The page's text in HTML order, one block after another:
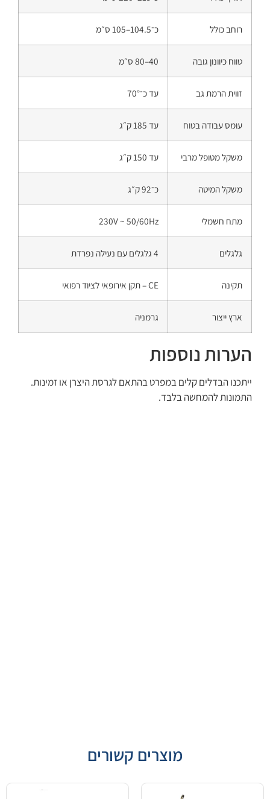
רוחב כולל כ־104.5–105 ס״מ
טווח כיוונון גובה 40–80 ס״מ
זווית הרמת גב עד כ־70°
עומס עבודה בטוח עד 185 ק״ג
משקל מטופל מרבי עד 150 ק״ג
משקל המיטה כ־92 ק״ג
מתח חשמלי 230V ~ 50/60Hz
גלגלים 4 גלגלים עם נעילה נפרדת
תקינה CE – תקן אירופאי לציוד רפואי
ארץ ייצור גרמניה
הערות נוספות
ייתכנו הבדלים קלים במפרט בהתאם לגרסת היצרן או זמינות.
התמונות להמחשה בלבד.
מוצרים קשורים